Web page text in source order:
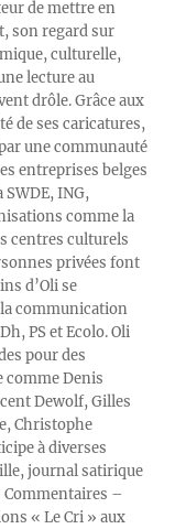
de mettre en
son regard sur
culturelle,
lecture au
drôle. Grâce aux
de ses caricatures,
une communauté
entreprises belges
ING,
comme la
centres culturels
privées font
d’Oli se
communication
PS et Ecolo. Oli
pour des
comme Denis
Dewolf, Gilles
Christophe
à diverses
journal satirique
Commentaires –
« Le Cri » aux